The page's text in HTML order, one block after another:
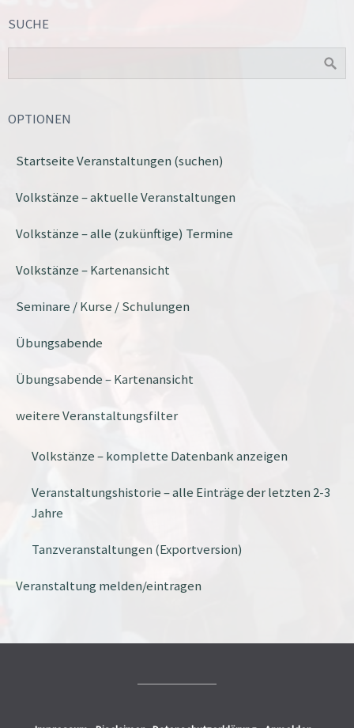
SUCHE
OPTIONEN
Startseite Veranstaltungen (suchen)
Volkstänze – aktuelle Veranstaltungen
Volkstänze – alle (zukünftige) Termine
Volkstänze – Kartenansicht
Seminare / Kurse / Schulungen
Übungsabende
Übungsabende – Kartenansicht
weitere Veranstaltungsfilter
Volkstänze – komplette Datenbank anzeigen
Veranstaltungshistorie – alle Einträge der letzten 2-3
Jahre
Tanzveranstaltungen (Exportversion)
Veranstaltung melden/eintragen